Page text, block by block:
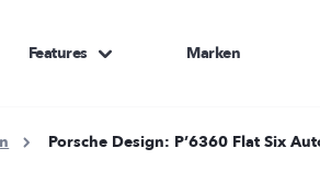
Features Marken
Porsche Design: P’6360 Flat Six